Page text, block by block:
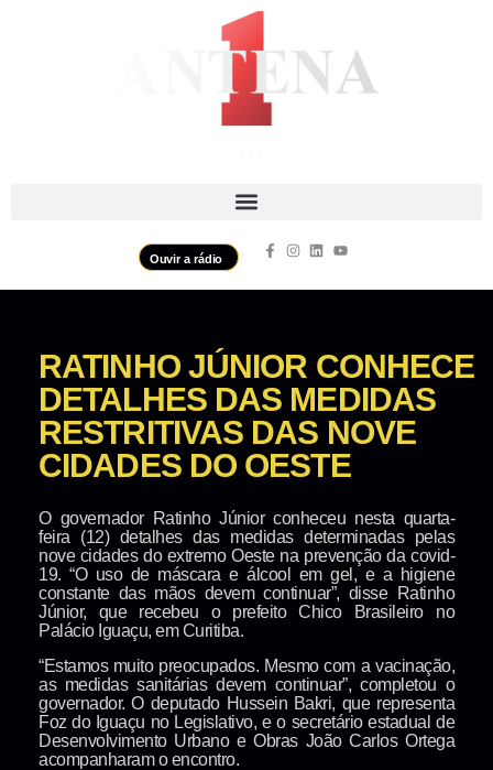
Ouvir a rádio
RATINHO JÚNIOR CONHECE
DETALHES DAS MEDIDAS
RESTRITIVAS DAS NOVE
CIDADES DO OESTE
O governador Ratinho Júnior conheceu nesta quarta-
feira (12) detalhes das medidas determinadas pelas
nove cidades do extremo Oeste na prevenção da covid-
19. “O uso de máscara e álcool em gel, e a higiene
constante das mãos devem continuar”, disse Ratinho
Júnior, que recebeu o prefeito Chico Brasileiro no
Palácio Iguaçu, em Curitiba.
“Estamos muito preocupados. Mesmo com a vacinação,
as medidas sanitárias devem continuar”, completou o
governador. O deputado Hussein Bakri, que representa
Foz do Iguaçu no Legislativo, e o secretário estadual de
Desenvolvimento Urbano e Obras João Carlos Ortega
acompanharam o encontro.